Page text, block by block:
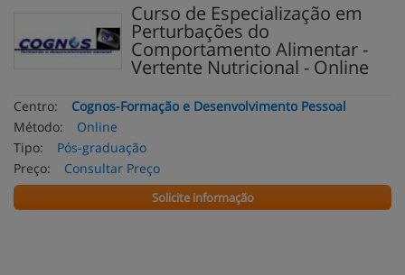
Curso de Especialização em
Perturbações do
Comportamento Alimentar -
Vertente Nutricional - Online
Centro:
Cognos-Formação e Desenvolvimento Pessoal
Método:
Online
Tipo:
Pós-graduação
Preço:
Consultar Preço
Solicite informação